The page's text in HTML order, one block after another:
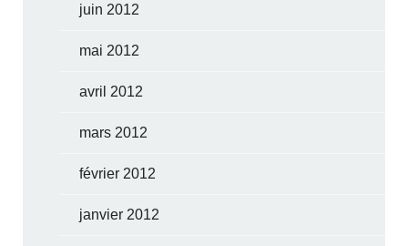
juin 2012
mai 2012
avril 2012
mars 2012
février 2012
janvier 2012